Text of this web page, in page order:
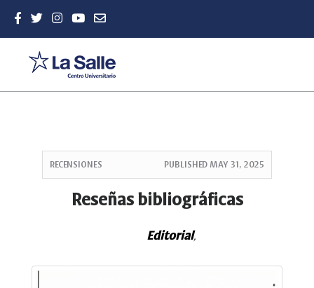
Content
RECENSIONES PUBLISHED MAY 31, 2025
Reseñas bibliográficas
Editorial,